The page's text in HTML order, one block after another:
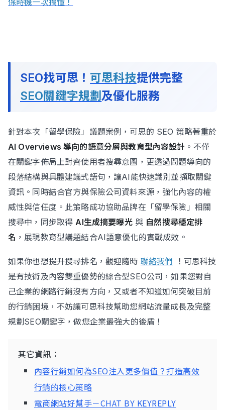
SEO找可思！可思科技提供完整
SEO關鍵字規劃及優化服務
針對本次「留學保險」議題案例，可思的 SEO 策略著重於
AI Overviews 導向的語意分層與教育型內容設計 。不僅
在關鍵字佈局上對齊使用者搜尋意圖，更透過問題導向的
段落結構與具體建議式語句，讓AI能快速識別並擷取關鍵
資訊。同時結合官方與保險公司資料來源，強化內容的權
威性與信任度。此策略成功協助品牌在「留學保險」相關
搜尋中，同步取得AI生成摘要曝光與 自然搜尋穩定排
名 ，展現教育型議題結合AI語意優化的實戰成效。
如果你也想提升搜尋排名，觀迎隨時 聯絡我們
！可思科技
是有技術及內容雙重優勢的綜合型SEO公司，如果您對自
己企業的網路行銷沒有方向，又或者不知道如何突破目前
的行銷困境，不妨讓可思科技幫助您網站流量成長及完整
規劃SEO關鍵字，做您企業最強大的後盾！
其它資訊：
內容行銷如何為SEO注入更多價值？打造高效
行銷的核心策略
電商網站好幫手－CHAT BY KEYREPLY